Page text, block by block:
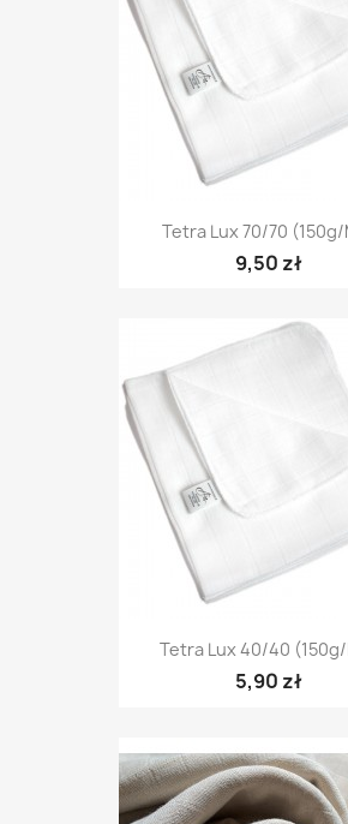
Tetra Lux 70/70 (150g/
9,50 zł
Tetra Lux 40/40
5,90 zł